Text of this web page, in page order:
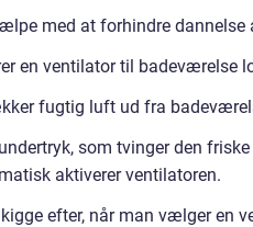
med at forhindre
en ventilator til badeværelse
fugtig luft ud fra
som tvinger den
aktiverer ventilatoren.
efter, når man vælger en